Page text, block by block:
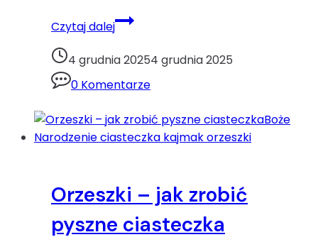
Czytaj dalejLikier
kokosowykokos
likier
skondensowane
kokosowe
4 grudnia 20254 grudnia 2025
0 Komentarze
Orzeszki – jak zrobić
pyszne ciasteczka